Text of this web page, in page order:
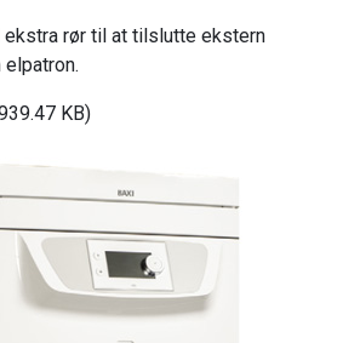
rør til at tilslutte ekstern
KB)